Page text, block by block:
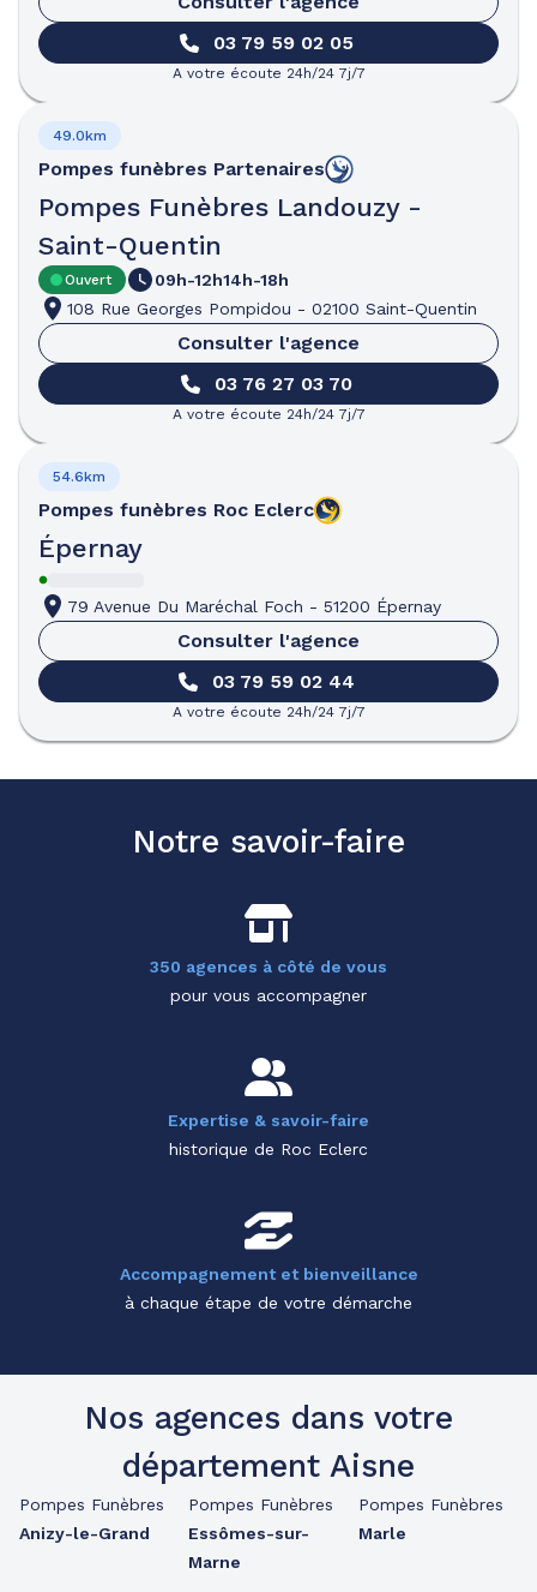
03 79 59 02 05
A votre écoute 24h/24 7j/7
Pompes funèbres Partenaires
Pompes Funèbres Landouzy -
Saint-Quentin
49.0km
Ouvert 09h-12h14h-18h
108 Rue Georges Pompidou - 02100 Saint-Quentin
Consulter l'agence
03 76 27 03 70
A votre écoute 24h/24 7j/7
Pompes funèbres Roc Eclerc
Épernay
54.6km
79 Avenue Du Maréchal Foch - 51200 Épernay
Consulter l'agence
03 79 59 02 44
A votre écoute 24h/24 7j/7
Notre savoir-faire
350 agences à côté de vous
pour vous accompagner
Expertise & savoir-faire
historique de Roc Eclerc
Accompagnement et bienveillance
à chaque étape de votre démarche
Nos agences dans votre
département Aisne
Pompes Funèbres
Anizy-le-Grand
Pompes Funèbres
Essômes-sur-
Marne
Pompes Funèbres
Marle